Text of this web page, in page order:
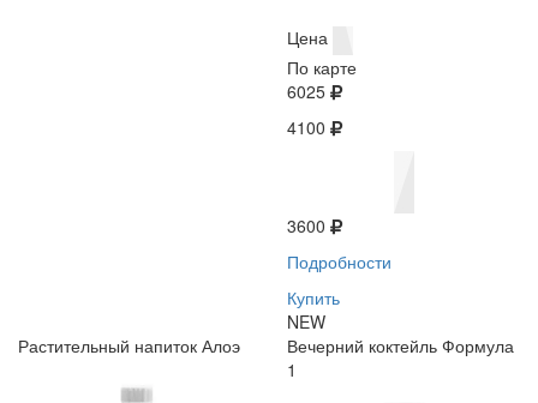
Цена
По карте
6025
4100
3600
Подробности
Купить
NEW
Растительный напиток Алоэ
Вечерний коктейль Формула
1